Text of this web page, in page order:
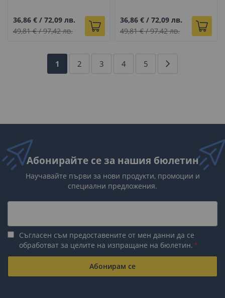
36,86 € / 72,09 лв.
49,81 €/97,42 лв.
36,86 € /72,09 лв.
49,81 €/97,42 лв.
Страница
В
1 Страница
2 Страница
3 Страница
4 Страница
5
Абонирайте се за нашия бюлетин
Научавайте първи за нови продукти, промоции и
специални предложения.
Съгласен съм предоставените от мен данни да се
обработват за целите на изпращане на бюлетин.
Абонирам се